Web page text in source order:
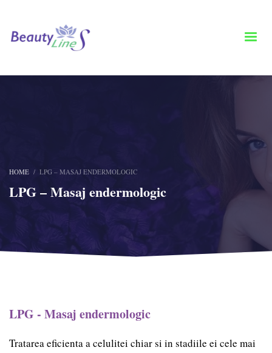
HOME LPG – MASAJ ENDERMOLOGIC
LPG – Masaj endermologic
LPG - Masaj endermologic
Tratarea eficienta a celulitei chiar si in stadiile ei cele mai